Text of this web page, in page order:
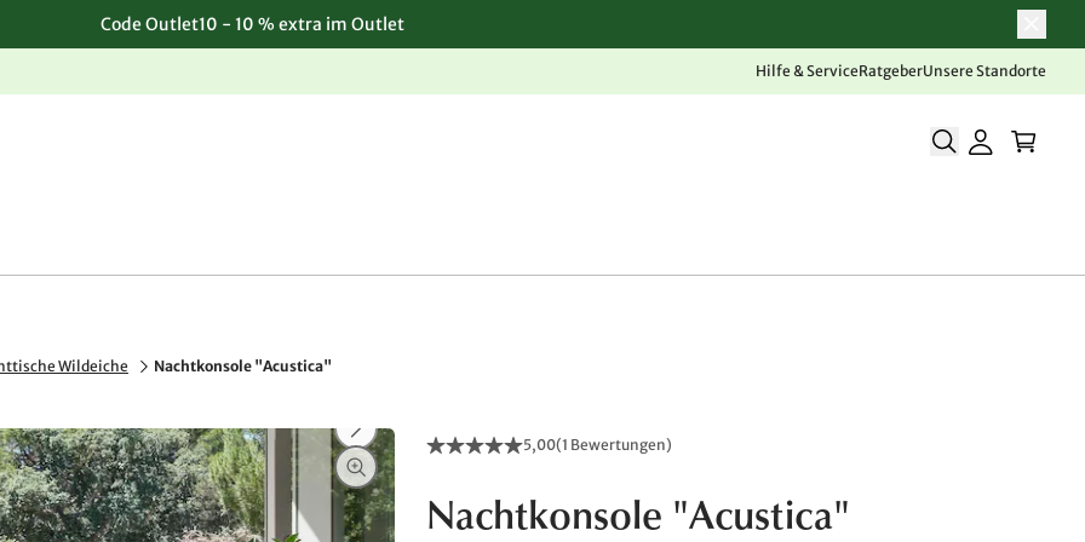
Code Outlet10 - 10 % extra im Outlet
Hilfe & ServiceRatgeberUnsere Standorte
Wildeiche Nachtkonsole "Acustica"
5,00(1 Bewertungen)
Nachtkonsole "Acustica"